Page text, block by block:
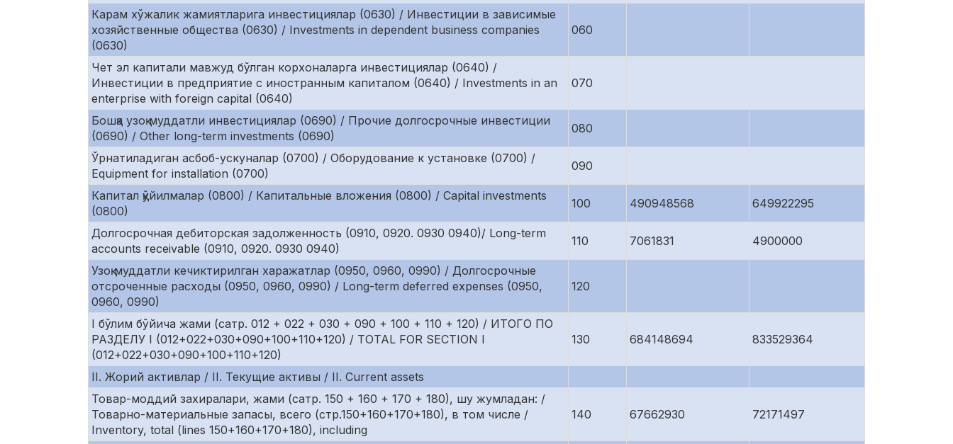
Карам хўжалик жамиятларига инвестициялар (0630) / Инвестиции в зависимые
хозяйственные общества (0630) / Investments in dependent business companies
(0630)
060
Чет эл капитали мавжуд бўлган корхоналарга инвестициялар (0640) /
Инвестиции в предприятие с иностранным капиталом (0640) / Investments in an
enterprise with foreign capital (0640)
070
Бошқа узоқ муддатли инвестициялар (0690) / Прочие долгосрочные инвестиции
(0690) / Other long-term investments (0690)
080
Ўрнатиладиган асбоб-ускуналар (0700) / Оборудование к установке (0700) /
Equipment for installation (0700)
090
Капитал қўйилмалар (0800) / Капитальные вложения (0800) / Capital investments
(0800)
100 490948568 649922295
Долгосрочная дебиторская задолженность (0910, 0920. 0930 0940)/ Long-term
accounts receivable (0910, 0920. 0930 0940)
110 7061831 4900000
Узоқ муддатли кечиктирилган харажатлар (0950, 0960, 0990) / Долгосрочные
отсроченные расходы (0950, 0960, 0990) / Long-term deferred expenses (0950,
0960, 0990)
120
I бўлим бўйича жами (сатр. 012 + 022 + 030 + 090 + 100 + 110 + 120) / ИТОГО ПО
РАЗДЕЛУ I (012+022+030+090+100+110+120) / TOTAL FOR SECTION I
(012+022+030+090+100+110+120)
130 684148694 833529364
II. Жорий активлар / II. Текущие активы / II. Current assets
Товар-моддий захиралари, жами (сатр. 150 + 160 + 170 + 180), шу жумладан: /
Товарно-материальные запасы, всего (стр.150+160+170+180), в том числе /
Inventory, total (lines 150+160+170+180), including
140 67662930 72171497